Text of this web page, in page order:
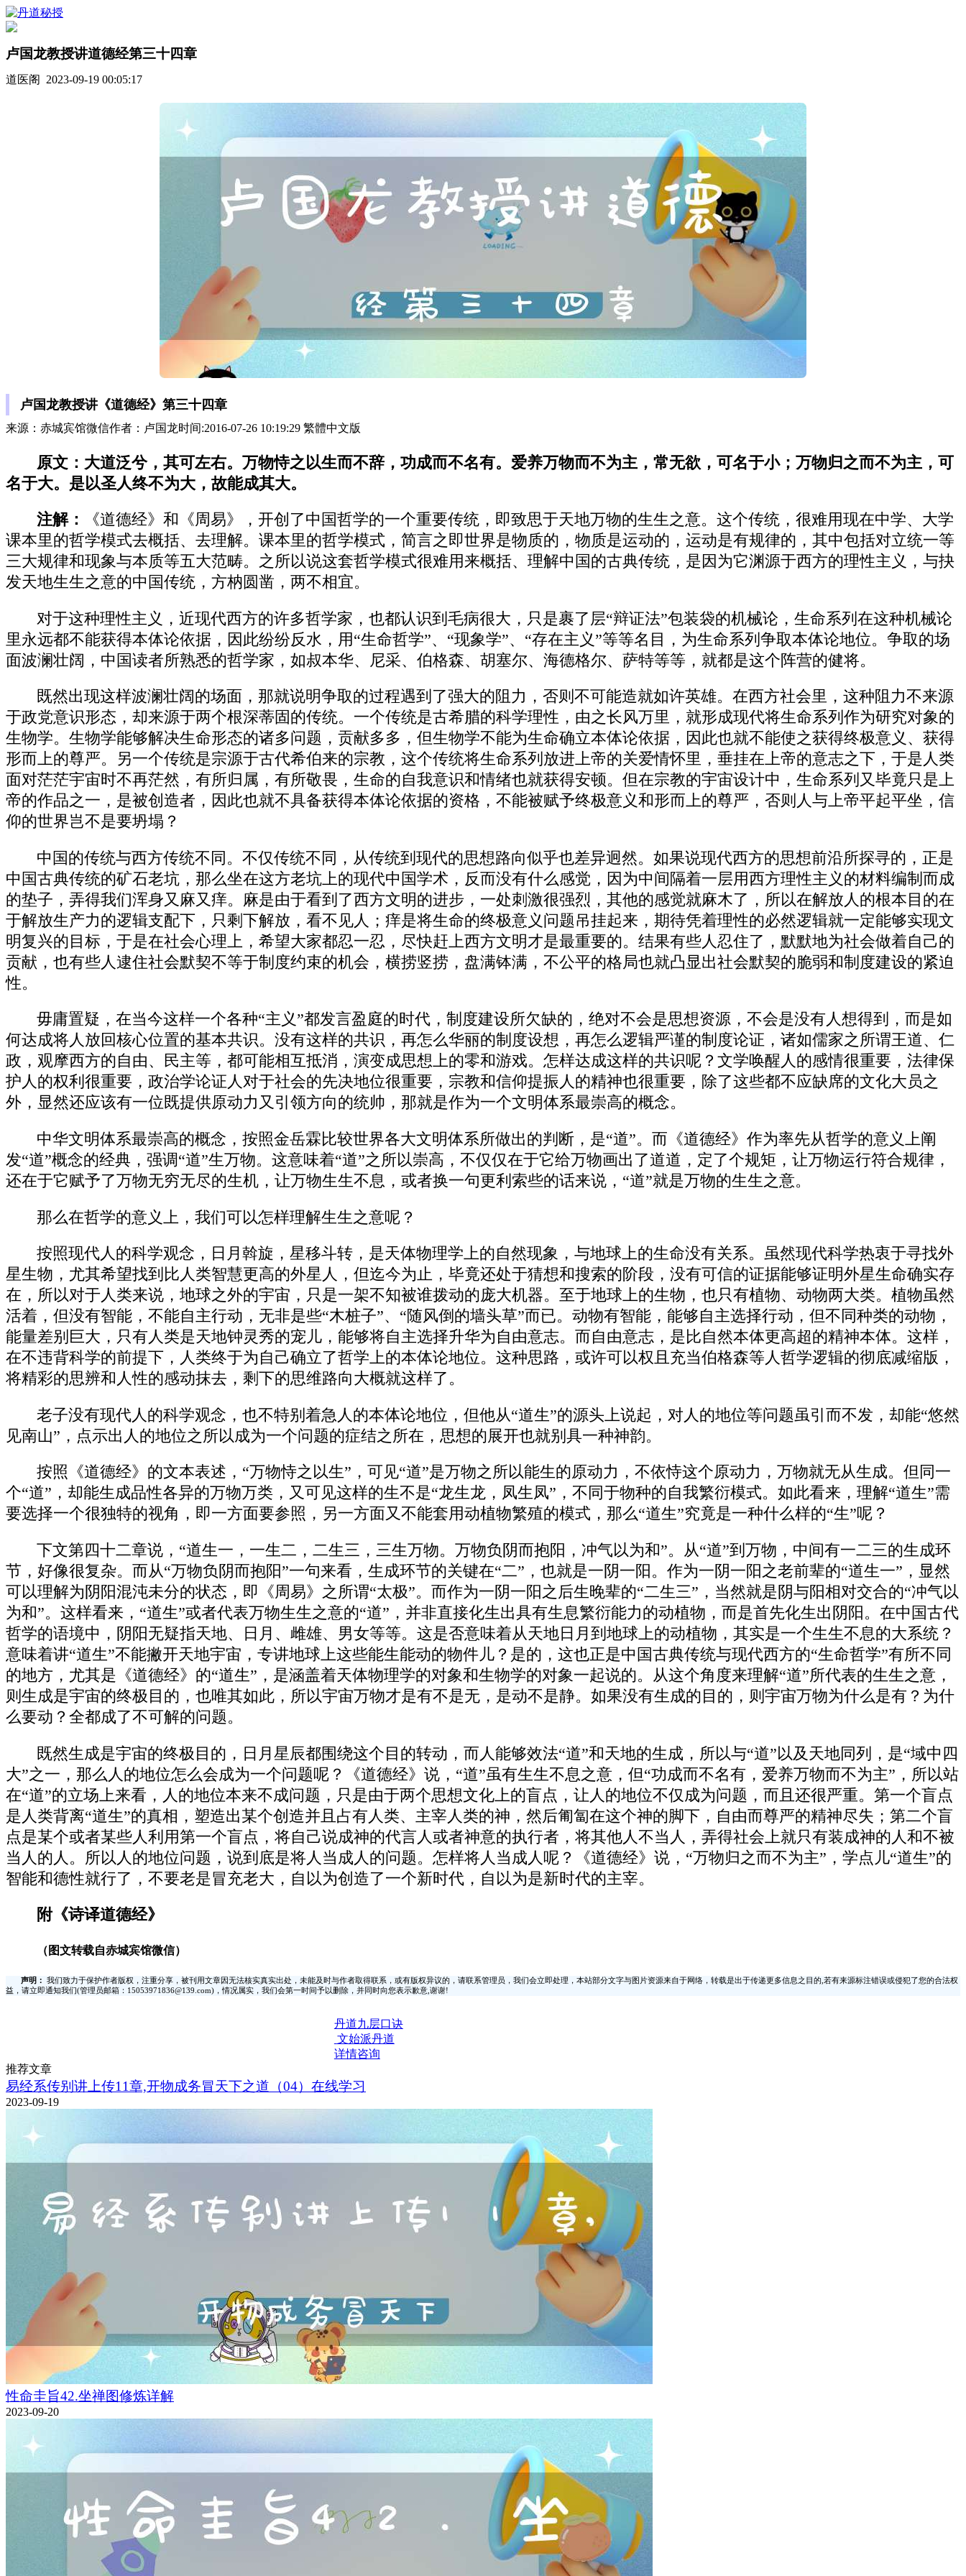
卢国龙教授讲道德经第三十四章
道医阁 2023-09-19 00:05:17
卢国龙教授讲《道德经》第三十四章
来源：赤城宾馆微信作者：卢国龙时间:2016-07-26 10:19:29 繁體中文版
原文：大道泛兮，其可左右。万物恃之以生而不辞，功成而不名有。爱养万物而不为主，常无欲，可名于小；万物归之而不为主，可
名于大。是以圣人终不为大，故能成其大。
注解：
《道德经》和《周易》，开创了中国哲学的一个重要传统，即致思于天地万物的生生之意。这个传统，很难用现在中学、大学
课本里的哲学模式去概括、去理解。课本里的哲学模式，简言之即世界是物质的，物质是运动的，运动是有规律的，其中包括对立统一等
三大规律和现象与本质等五大范畴。之所以说这套哲学模式很难用来概括、理解中国的古典传统，是因为它渊源于西方的理性主义，与抉
发天地生生之意的中国传统，方枘圆凿，两不相宜。
对于这种理性主义，近现代西方的许多哲学家，也都认识到毛病很大，只是裹了层“辩证法”包装袋的机械论，生命系列在这种机械论
里永远都不能获得本体论依据，因此纷纷反水，用“生命哲学”、“现象学”、“存在主义”等等名目，为生命系列争取本体论地位。争取的场
面波澜壮阔，中国读者所熟悉的哲学家，如叔本华、尼采、伯格森、胡塞尔、海德格尔、萨特等等，就都是这个阵营的健将。
既然出现这样波澜壮阔的场面，那就说明争取的过程遇到了强大的阻力，否则不可能造就如许英雄。在西方社会里，这种阻力不来源
于政党意识形态，却来源于两个根深蒂固的传统。一个传统是古希腊的科学理性，由之长风万里，就形成现代将生命系列作为研究对象的
生物学。生物学能够解决生命形态的诸多问题，贡献多多，但生物学不能为生命确立本体论依据，因此也就不能使之获得终极意义、获得
形而上的尊严。另一个传统是宗源于古代希伯来的宗教，这个传统将生命系列放进上帝的关爱情怀里，垂挂在上帝的意志之下，于是人类
面对茫茫宇宙时不再茫然，有所归属，有所敬畏，生命的自我意识和情绪也就获得安顿。但在宗教的宇宙设计中，生命系列又毕竟只是上
帝的作品之一，是被创造者，因此也就不具备获得本体论依据的资格，不能被赋予终极意义和形而上的尊严，否则人与上帝平起平坐，信
仰的世界岂不是要坍塌？
中国的传统与西方传统不同。不仅传统不同，从传统到现代的思想路向似乎也差异迥然。如果说现代西方的思想前沿所探寻的，正是
中国古典传统的矿石老坑，那么坐在这方老坑上的现代中国学术，反而没有什么感觉，因为中间隔着一层用西方理性主义的材料编制而成
的垫子，弄得我们浑身又麻又痒。麻是由于看到了西方文明的进步，一处刺激很强烈，其他的感觉就麻木了，所以在解放人的根本目的在
于解放生产力的逻辑支配下，只剩下解放，看不见人；痒是将生命的终极意义问题吊挂起来，期待凭着理性的必然逻辑就一定能够实现文
明复兴的目标，于是在社会心理上，希望大家都忍一忍，尽快赶上西方文明才是最重要的。结果有些人忍住了，默默地为社会做着自己的
贡献，也有些人逮住社会默契不等于制度约束的机会，横捞竖捞，盘满钵满，不公平的格局也就凸显出社会默契的脆弱和制度建设的紧迫
性。
毋庸置疑，在当今这样一个各种“主义”都发言盈庭的时代，制度建设所欠缺的，绝对不会是思想资源，不会是没有人想得到，而是如
何达成将人放回核心位置的基本共识。没有这样的共识，再怎么华丽的制度设想，再怎么逻辑严谨的制度论证，诸如儒家之所谓王道、仁
政，观摩西方的自由、民主等，都可能相互抵消，演变成思想上的零和游戏。怎样达成这样的共识呢？文学唤醒人的感情很重要，法律保
护人的权利很重要，政治学论证人对于社会的先决地位很重要，宗教和信仰提振人的精神也很重要，除了这些都不应缺席的文化大员之
外，显然还应该有一位既提供原动力又引领方向的统帅，那就是作为一个文明体系最崇高的概念。
中华文明体系最崇高的概念，按照金岳霖比较世界各大文明体系所做出的判断，是“道”。而《道德经》作为率先从哲学的意义上阐
发“道”概念的经典，强调“道”生万物。这意味着“道”之所以崇高，不仅仅在于它给万物画出了道道，定了个规矩，让万物运行符合规律，
还在于它赋予了万物无穷无尽的生机，让万物生生不息，或者换一句更利索些的话来说，“道”就是万物的生生之意。
那么在哲学的意义上，我们可以怎样理解生生之意呢？
按照现代人的科学观念，日月斡旋，星移斗转，是天体物理学上的自然现象，与地球上的生命没有关系。虽然现代科学热衷于寻找外
星生物，尤其希望找到比人类智慧更高的外星人，但迄今为止，毕竟还处于猜想和搜索的阶段，没有可信的证据能够证明外星生命确实存
在，所以对于人类来说，地球之外的宇宙，只是一架不知被谁拨动的庞大机器。至于地球上的生物，也只有植物、动物两大类。植物虽然
活着，但没有智能，不能自主行动，无非是些“木桩子”、“随风倒的墙头草”而已。动物有智能，能够自主选择行动，但不同种类的动物，
能量差别巨大，只有人类是天地钟灵秀的宠儿，能够将自主选择升华为自由意志。而自由意志，是比自然本体更高超的精神本体。这样，
在不违背科学的前提下，人类终于为自己确立了哲学上的本体论地位。这种思路，或许可以权且充当伯格森等人哲学逻辑的彻底减缩版，
将精彩的思辨和人性的感动抹去，剩下的思维路向大概就这样了。
老子没有现代人的科学观念，也不特别着急人的本体论地位，但他从“道生”的源头上说起，对人的地位等问题虽引而不发，却能“悠然
见南山”，点示出人的地位之所以成为一个问题的症结之所在，思想的展开也就别具一种神韵。
按照《道德经》的文本表述，“万物恃之以生”，可见“道”是万物之所以能生的原动力，不依恃这个原动力，万物就无从生成。但同一
个“道”，却能生成品性各异的万物万类，又可见这样的生不是“龙生龙，凤生凤”，不同于物种的自我繁衍模式。如此看来，理解“道生”需
要选择一个很独特的视角，即一方面要参照，另一方面又不能套用动植物繁殖的模式，那么“道生”究竟是一种什么样的“生”呢？
下文第四十二章说，“道生一，一生二，二生三，三生万物。万物负阴而抱阳，冲气以为和”。从“道”到万物，中间有一二三的生成环
节，好像很复杂。而从“万物负阴而抱阳”一句来看，生成环节的关键在“二”，也就是一阴一阳。作为一阴一阳之老前辈的“道生一”，显然
可以理解为阴阳混沌未分的状态，即《周易》之所谓“太极”。而作为一阴一阳之后生晚辈的“二生三”，当然就是阴与阳相对交合的“冲气以
为和”。这样看来，“道生”或者代表万物生生之意的“道”，并非直接化生出具有生息繁衍能力的动植物，而是首先化生出阴阳。在中国古代
哲学的语境中，阴阳无疑指天地、日月、雌雄、男女等等。这是否意味着从天地日月到地球上的动植物，其实是一个生生不息的大系统？
意味着讲“道生”不能撇开天地宇宙，专讲地球上这些能生能动的物件儿？是的，这也正是中国古典传统与现代西方的“生命哲学”有所不同
的地方，尤其是《道德经》的“道生”，是涵盖着天体物理学的对象和生物学的对象一起说的。从这个角度来理解“道”所代表的生生之意，
则生成是宇宙的终极目的，也唯其如此，所以宇宙万物才是有不是无，是动不是静。如果没有生成的目的，则宇宙万物为什么是有？为什
么要动？全都成了不可解的问题。
既然生成是宇宙的终极目的，日月星辰都围绕这个目的转动，而人能够效法“道”和天地的生成，所以与“道”以及天地同列，是“域中四
大”之一，那么人的地位怎么会成为一个问题呢？《道德经》说，“道”虽有生生不息之意，但“功成而不名有，爱养万物而不为主”，所以站
在“道”的立场上来看，人的地位本来不成问题，只是由于两个思想文化上的盲点，让人的地位不仅成为问题，而且还很严重。第一个盲点
是人类背离“道生”的真相，塑造出某个创造并且占有人类、主宰人类的神，然后匍匐在这个神的脚下，自由而尊严的精神尽失；第二个盲
点是某个或者某些人利用第一个盲点，将自己说成神的代言人或者神意的执行者，将其他人不当人，弄得社会上就只有装成神的人和不被
当人的人。所以人的地位问题，说到底是将人当成人的问题。怎样将人当成人呢？《道德经》说，“万物归之而不为主”，学点儿“道生”的
智能和德性就行了，不要老是冒充老大，自以为创造了一个新时代，自以为是新时代的主宰。
附《诗译道德经》
（图文转载自赤城宾馆微信）
声明：
我们致力于保护作者版权，注重分享，被刊用文章因无法核实真实出处，未能及时与作者取得联系，或有版权异议的，请联系管理员，我们会立即处理，本站部分文字与图片资源来自于网络，转载是出于传递更多信息之目的,若有来源标注错误或侵犯了您的合法权
益，请立即通知我们(管理员邮箱：15053971836@139.com)，情况属实，我们会第一时间予以删除，并同时向您表示歉意,谢谢!
丹道九层口诀
文始派丹道
详情咨询
推荐文章
易经系传别讲上传11章,开物成务冒天下之道（04）在线学习
2023-09-19
性命圭旨42.坐禅图修炼详解
2023-09-20